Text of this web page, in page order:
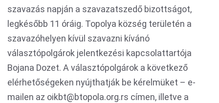
szavazás napján a szavazatszedő bizottságot,
legkésőbb 11 óráig. Topolya község területén a
szavazóhelyen kívül szavazni kívánó
választópolgárok jelentkezési kapcsolattartója
Bojana Dozet. A választópolgárok a következő
elérhetőségeken nyújthatják be kérelmüket – e-
mailen az oikbt@btopola.org.rs címen, illetve a